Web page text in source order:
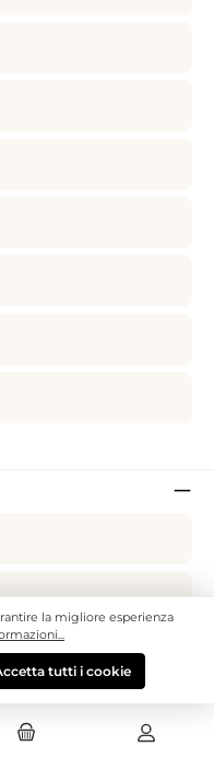
la migliore esperienza
tutti i cookie